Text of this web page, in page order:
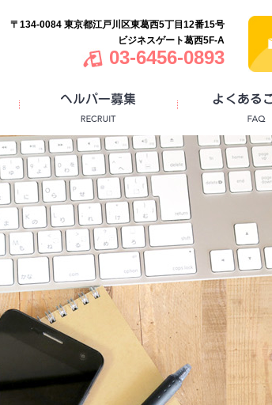
〒134-0084 東京都江戸川区東葛西5丁目12番15号
ビジネスゲート葛西5F-A
03-6456-0893